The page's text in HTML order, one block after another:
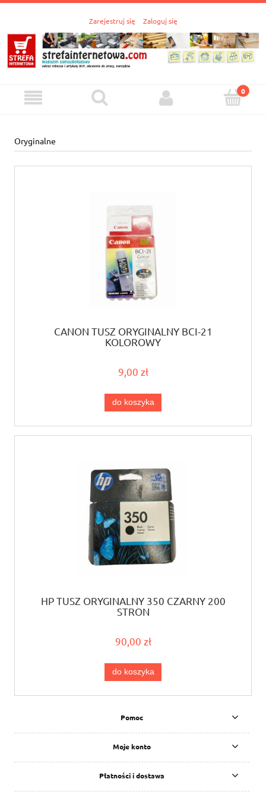
Zarejestruj się Zaloguj się
Oryginalne
CANON TUSZ ORYGINALNY BCI-21
KOLOROWY
9,00 zł
do koszyka
HP TUSZ ORYGINALNY 350 CZARNY 200
STRON
90,00 zł
do koszyka
Pomoc
Moje konto
Płatności i dostawa